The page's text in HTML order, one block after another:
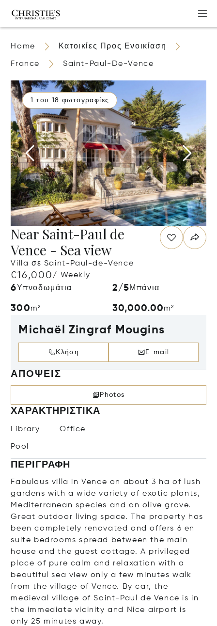
Home Κατοικίες Προς Ενοικίαση
France Saint-Paul-De-Vence
1 του 18 φωτογραφίες
Near Saint-Paul de
Vence - Sea view
Villa σε Saint-Paul-de-Vence
€16,000/ Weekly
6 Υπνοδωμάτια 2/5 Μπάνια
300m² 30,000.00m²
Michaël Zingraf Mougins
Κλήση E-mail
ΑΠΌΨΕΙΣ
Photos
ΧΑΡΑΚΤΗΡΙΣΤΙΚΆ
Library Office
Pool
ΠΕΡΙΓΡΑΦΉ
Fabulous villa in Vence on about 3 ha of lush
gardens with a wide variety of exotic plants,
Mediterranean species and an olive grove.
Great outdoor living space. The property has
been completely renovated and offers 6 en
suite bedrooms spread between the main
house and the guest cottage. A privileged
place of pure calm and relaxation with a
beautiful sea view only a few minutes walk
from the village of Vence. By car, the
medieval village of Saint-Paul de Vence is in
the immediate vicinity and Nice airport is
only 25 minutes away.